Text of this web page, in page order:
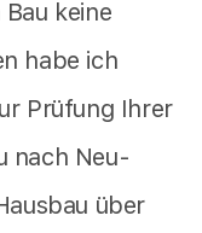
keine
habe ich
Prüfung Ihrer
nach Neu-
über